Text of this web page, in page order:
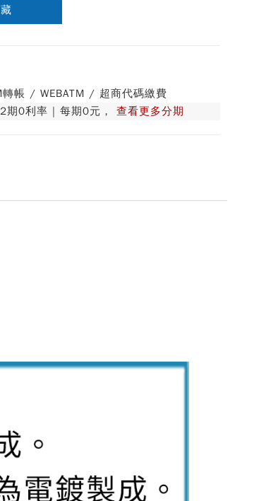
帳 / WEBATM / 超商代碼繳費
期0利率 | 每期0元， 查看更多分期